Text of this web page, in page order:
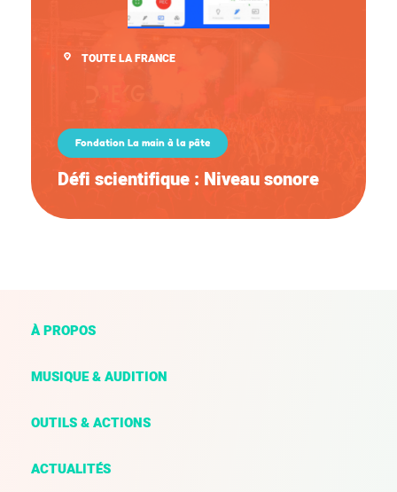
TOUTE LA FRANCE
Fondation La main à la pâte
Défi scientifique : Niveau sonore
À PROPOS
MUSIQUE & AUDITION
OUTILS & ACTIONS
ACTUALITÉS